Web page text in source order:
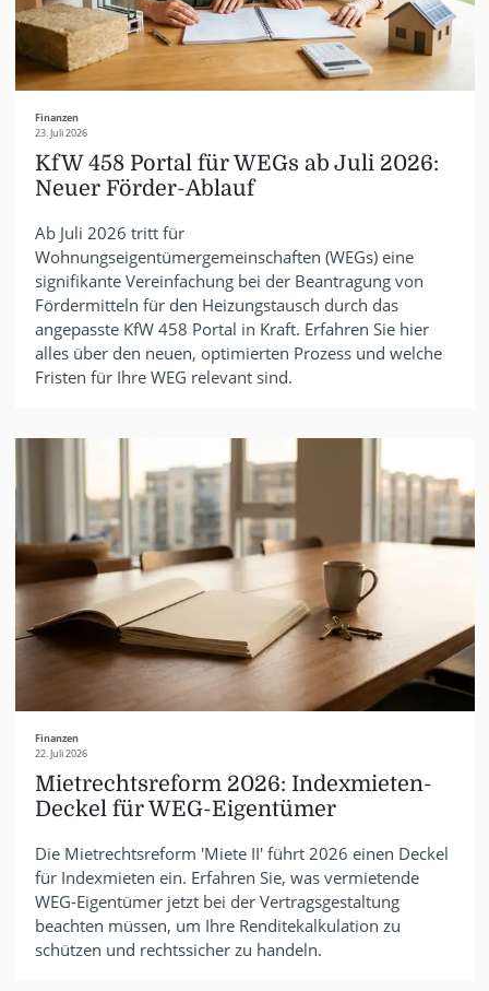
Finanzen
23. Juli 2026
KfW 458 Portal für WEGs ab Juli 2026:
Neuer Förder-Ablauf
Ab Juli 2026 tritt für
Wohnungseigentümergemeinschaften (WEGs) eine
signifikante Vereinfachung bei der Beantragung von
Fördermitteln für den Heizungstausch durch das
angepasste KfW 458 Portal in Kraft. Erfahren Sie hier
alles über den neuen, optimierten Prozess und welche
Fristen für Ihre WEG relevant sind.
Finanzen
22. Juli 2026
Mietrechtsreform 2026: Indexmieten-
Deckel für WEG-Eigentümer
Die Mietrechtsreform 'Miete II' führt 2026 einen Deckel
für Indexmieten ein. Erfahren Sie, was vermietende
WEG-Eigentümer jetzt bei der Vertragsgestaltung
beachten müssen, um Ihre Renditekalkulation zu
schützen und rechtssicher zu handeln.